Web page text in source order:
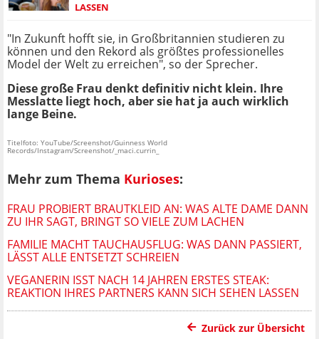
LASSEN
"In Zukunft hofft sie, in Großbritannien studieren zu
können und den Rekord als größtes professionelles
Model der Welt zu erreichen", so der Sprecher.
Diese große Frau denkt definitiv nicht klein. Ihre
Messlatte liegt hoch, aber sie hat ja auch wirklich
lange Beine.
Titelfoto: YouTube/Screenshot/Guinness World
Records/Instagram/Screenshot/_maci.currin_
Mehr zum Thema Kurioses:
FRAU PROBIERT BRAUTKLEID AN: WAS ALTE DAME DANN
ZU IHR SAGT, BRINGT SO VIELE ZUM LACHEN
FAMILIE MACHT TAUCHAUSFLUG: WAS DANN PASSIERT,
LÄSST ALLE ENTSETZT SCHREIEN
VEGANERIN ISST NACH 14 JAHREN ERSTES STEAK:
REAKTION IHRES PARTNERS KANN SICH SEHEN LASSEN
Zurück zur Übersicht